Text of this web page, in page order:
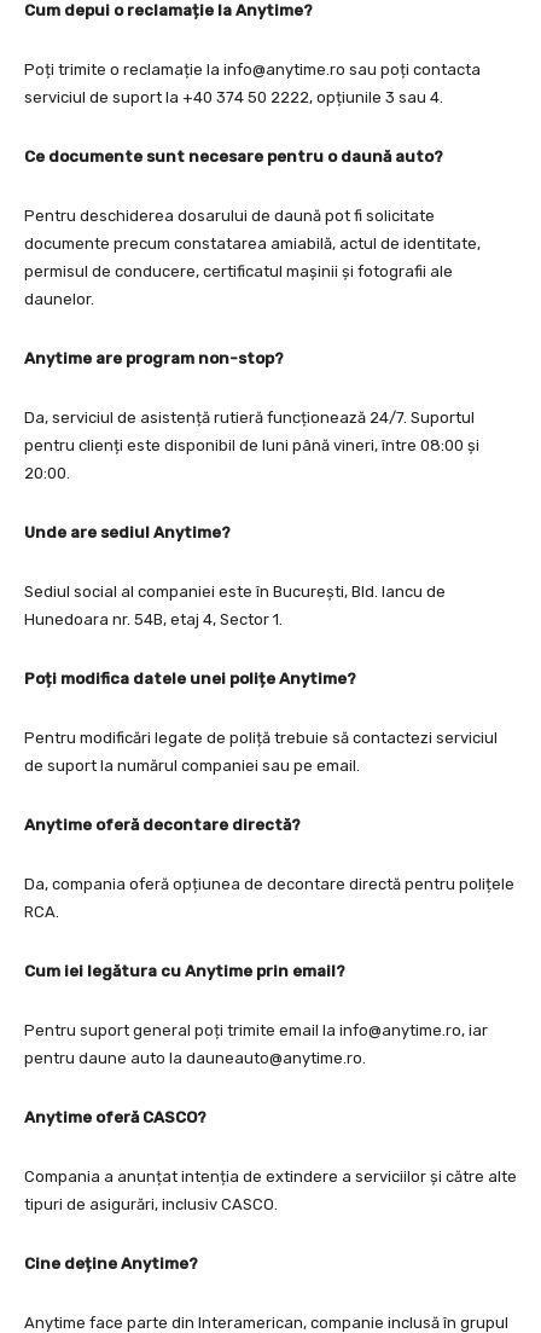
Cum depui o reclamație la Anytime?
Poți trimite o reclamație la info@anytime.ro sau poți contacta
serviciul de suport la +40 374 50 2222, opțiunile 3 sau 4.
Ce documente sunt necesare pentru o daună auto?
Pentru deschiderea dosarului de daună pot fi solicitate
documente precum constatarea amiabilă, actul de identitate,
permisul de conducere, certificatul mașinii și fotografii ale
daunelor.
Anytime are program non-stop?
Da, serviciul de asistență rutieră funcționează 24/7. Suportul
pentru clienți este disponibil de luni până vineri, între 08:00 și
20:00.
Unde are sediul Anytime?
Sediul social al companiei este în București, Bld. Iancu de
Hunedoara nr. 54B, etaj 4, Sector 1.
Poți modifica datele unei polițe Anytime?
Pentru modificări legate de poliță trebuie să contactezi serviciul
de suport la numărul companiei sau pe email.
Anytime oferă decontare directă?
Da, compania oferă opțiunea de decontare directă pentru polițele
RCA.
Cum iei legătura cu Anytime prin email?
Pentru suport general poți trimite email la info@anytime.ro, iar
pentru daune auto la dauneauto@anytime.ro.
Anytime oferă CASCO?
Compania a anunțat intenția de extindere a serviciilor și către alte
tipuri de asigurări, inclusiv CASCO.
Cine deține Anytime?
Anytime face parte din Interamerican, companie inclusă în grupul